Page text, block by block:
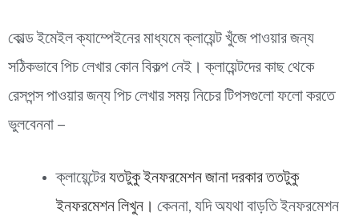
কোল্ড ইমেইল ক্যাম্পেইনের মাধ্যমে ক্লায়েন্ট খুঁজে পাওয়ার জন্য
সঠিকভাবে পিচ লেখার কোন বিকল্প নেই। ক্লায়েন্টদের কাছ থেকে
রেসপন্স পাওয়ার জন্য পিচ লেখার সময় নিচের টিপসগুলো ফলো করতে
ভুলবেননা –
ক্লায়েন্টের যতটুকু ইনফরমেশন জানা দরকার ততটুকু
ইনফরমেশন লিখুন। কেননা, যদি অযথা বাড়তি ইনফরমেশন